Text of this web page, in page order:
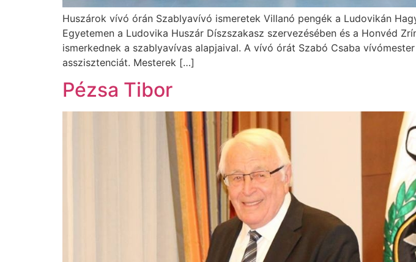
Huszárok vívó órán Szablyavívó ismeretek Villanó pengék a Ludovikán
Egyetemen a Ludovika Huszár Díszszakasz szervezésében és a Honvéd
ismerkednek a szablyavívas alapjaival. A vívó órát Szabó Csaba
asszisztenciát. Mesterek […]
Pézsa Tibor